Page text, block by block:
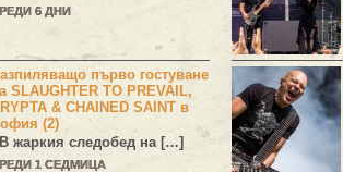
6 ДНИ
първо гостуване
SLAUGHTER TO PREVAIL,
& CHAINED SAINT в
(2)
жаркия следобед на […]
1 СЕДМИЦА